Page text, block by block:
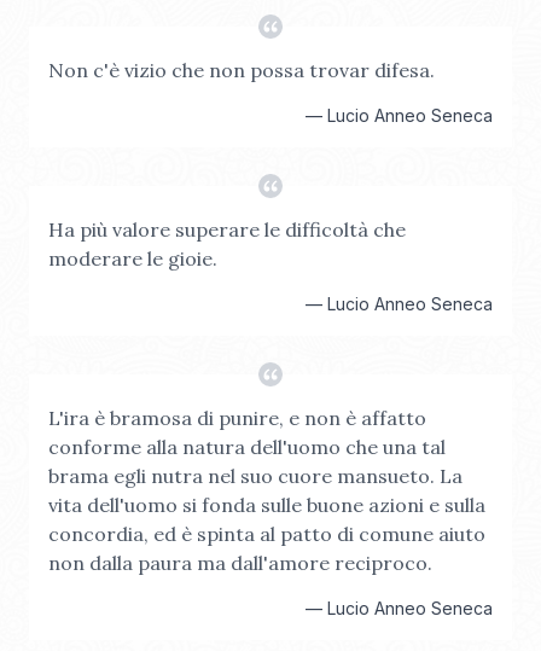
Non c'è vizio che non possa trovar difesa.
— Lucio Anneo Seneca
Ha più valore superare le difficoltà che
moderare le gioie.
— Lucio Anneo Seneca
L'ira è bramosa di punire, e non è affatto
conforme alla natura dell'uomo che una tal
brama egli nutra nel suo cuore mansueto. La
vita dell'uomo si fonda sulle buone azioni e sulla
concordia, ed è spinta al patto di comune aiuto
non dalla paura ma dall'amore reciproco.
— Lucio Anneo Seneca